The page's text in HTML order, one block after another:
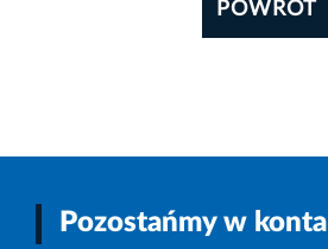
POWRÓT
Pozostańmy w